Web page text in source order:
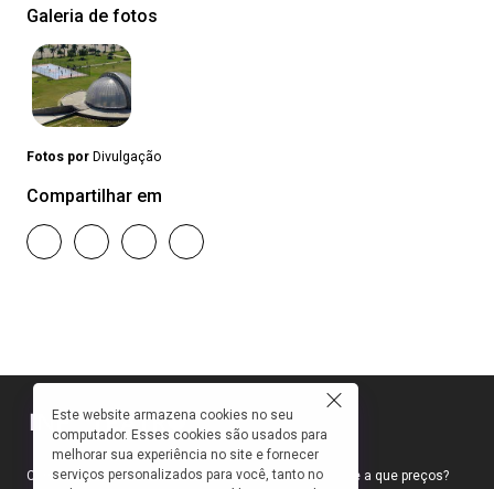
Galeria de fotos
Fotos por Divulgação
Compartilhar em
Como faço para ir ao teatro? Onde compro ingressos e a que preços?
Este website armazena cookies no seu
computador. Esses cookies são usados para
melhorar sua experiência no site e fornecer
serviços personalizados para você, tanto no